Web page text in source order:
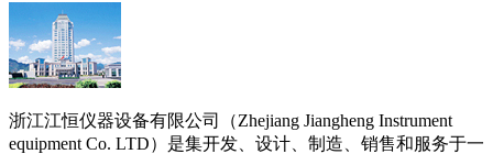
浙江江恒仪器设备有限公司（Zhejiang Jiangheng Instrument
equipment Co. LTD）是集开发、设计、制造、销售和服务于一